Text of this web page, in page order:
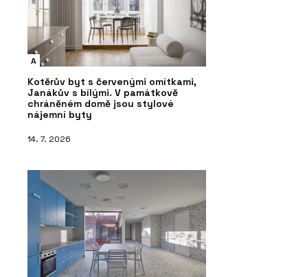
A
Kotěrův byt s červenými omítkami,
Janákův s bílými. V památkově
chráněném domě jsou stylové
nájemní byty
14. 7. 2026